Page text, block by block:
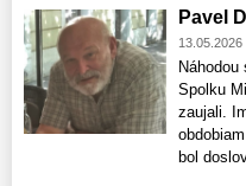
Pavel
13.05.2026
Spolku
zaujali.
bol